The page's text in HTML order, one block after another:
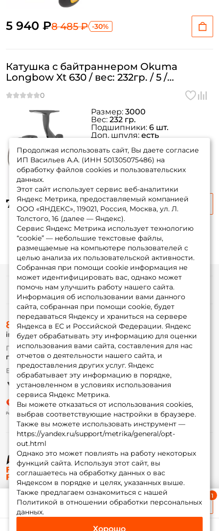
Ближайшая доставка
≈ 1 дн.
5 940 ₽8 485 ₽ -30%
Катушка с байтраннером Okuma
Longbow Xt 630 / вес: 232гр. / 5 /
7 160 ₽
Размер: 3000
Вес: 232 гр.
Подшипники: 6 шт.
Доп. шпуля: есть
Продолжая использовать сайт, Вы даете согласие
ИП Васильев А.А. (ИНН 501305075486) на
обработку файлов cookies и пользовательских
данных.
Этот сайт использует сервис веб-аналитики
Яндекс Метрика, предоставляемый компанией
ООО «ЯНДЕКС», 119021, Россия, Москва, ул. Л.
Толстого, 16 (далее — Яндекс).
Сервис Яндекс Метрика использует технологию
“cookie” — небольшие текстовые файлы,
размещаемые на компьютере пользователей с
целью анализа их пользовательской активности.
Собранная при помощи cookie информация не
может идентифицировать вас, однако может
помочь нам улучшить работу нашего сайта.
Информация об использовании вами данного
сайта, собранная при помощи cookie, будет
передаваться Яндексу и храниться на сервере
Яндекса в ЕС и Российской Федерации. Яндекс
будет обрабатывать эту информацию для оценки
использования вами сайта, составления для нас
отчетов о деятельности нашего сайта, и
предоставления других услуг. Яндекс
обрабатывает эту информацию в порядке,
установленном в условиях использования
сервиса Яндекс Метрика.
Вы можете отказаться от использования cookies,
выбрав соответствующие настройки в браузере.
Также вы можете использовать инструмент —
https://yandex.ru/support/metrika/general/opt-
out.html
Однако это может повлиять на работу некоторых
функций сайта. Используя этот сайт, вы
соглашаетесь на обработку данных о вас
Яндексом в порядке и целях, указанных выше.
Также предлагаем ознакомиться с нашей
Политикой в отношении обработки персональных
данных.
Хорошо
У меня уже есть аккаунт
© ФоксФишинг, 2009-2026
Информация
О магазине
Доставка
Оплата
Fox-bonus
Гуру
Партнерская программа
8 (495) 532-77-88
info@foxfishing.ru
По вопросам с заказом
г. Москва, ул. Плеханова д.7
Ежедневно 10:00 до 20:00